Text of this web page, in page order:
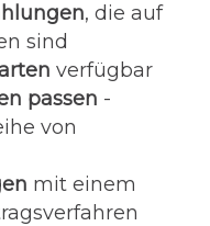
, die auf
sind
verfügbar
passen -
von
mit einem